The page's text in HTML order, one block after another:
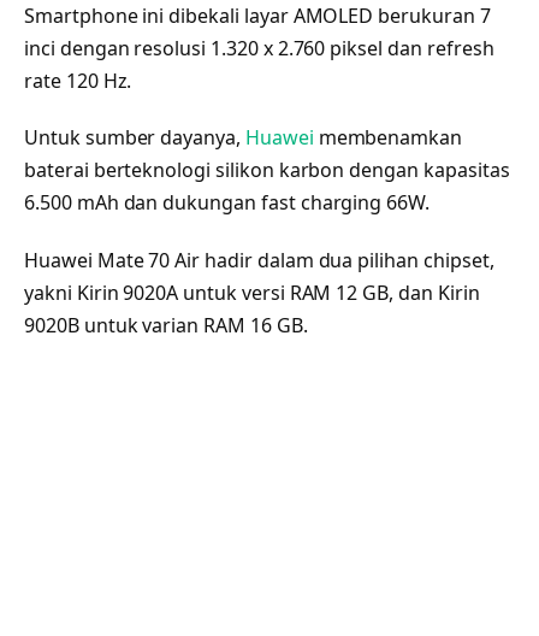
Smartphone ini dibekali layar AMOLED berukuran 7
inci dengan resolusi 1.320 x 2.760 piksel dan refresh
rate 120 Hz.
Untuk sumber dayanya, Huawei membenamkan
baterai berteknologi silikon karbon dengan kapasitas
6.500 mAh dan dukungan fast charging 66W.
Huawei Mate 70 Air hadir dalam dua pilihan chipset,
yakni Kirin 9020A untuk versi RAM 12 GB, dan Kirin
9020B untuk varian RAM 16 GB.